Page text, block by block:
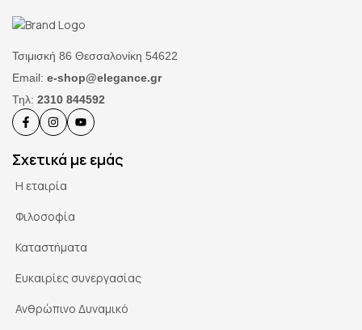
Τσιμισκή 86 Θεσσαλονίκη 54622
Email: e-shop@elegance.gr
Τηλ: 2310 844592
Σχετικά με εμάς
Η εταιρία
Φιλοσοφία
Καταστήματα
Ευκαιρίες συνεργασίας
Ανθρώπινο Δυναμικό